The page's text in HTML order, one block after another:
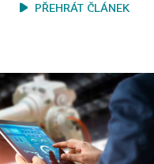
PŘEHRÁT ČLÁNEK